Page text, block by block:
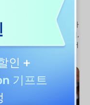
간
로 AI 기반 문서 분석이 가
데스크톱 앱도 제공하며,
을 하나의 작업 공간에서
인 +
기프트